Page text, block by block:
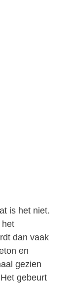
is het niet.
het
dan vaak
en
gezien
gebeurt